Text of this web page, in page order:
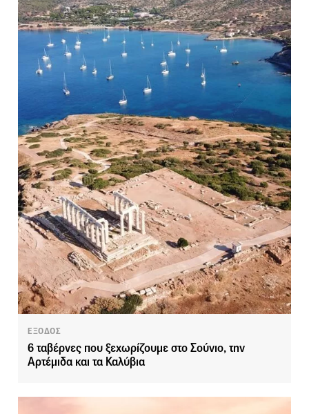
ΕΞΟΔΟΣ
6 ταβέρνες που ξεχωρίζουμε στο Σούνιο, την
Αρτέμιδα και τα Καλύβια